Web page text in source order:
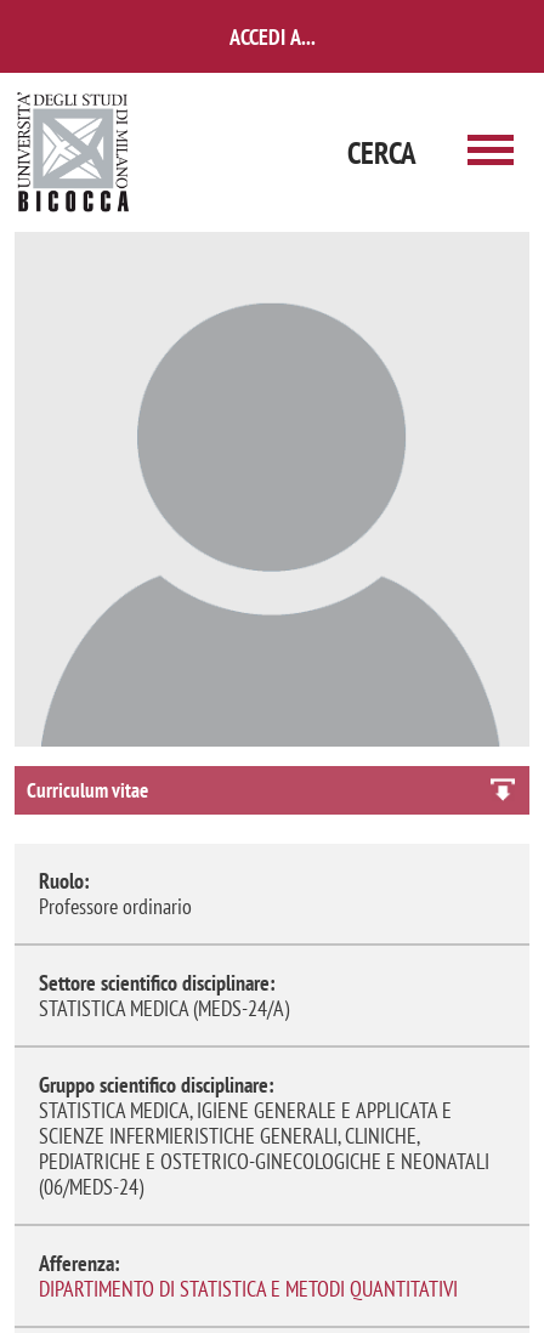
ACCEDI A...
CERCA
Curriculum vitae
Ruolo:
Professore ordinario
Settore scientifico disciplinare:
STATISTICA MEDICA (MEDS-24/A)
Gruppo scientifico disciplinare:
STATISTICA MEDICA, IGIENE GENERALE E APPLICATA E
SCIENZE INFERMIERISTICHE GENERALI, CLINICHE,
PEDIATRICHE E OSTETRICO-GINECOLOGICHE E NEONATALI
(06/MEDS-24)
Afferenza:
DIPARTIMENTO DI STATISTICA E METODI QUANTITATIVI